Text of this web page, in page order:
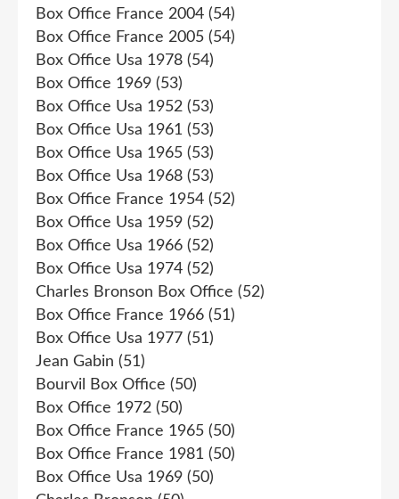
Box Office France 2004 (54)
Box Office France 2005 (54)
Box Office Usa 1978 (54)
Box Office 1969 (53)
Box Office Usa 1952 (53)
Box Office Usa 1961 (53)
Box Office Usa 1965 (53)
Box Office Usa 1968 (53)
Box Office France 1954 (52)
Box Office Usa 1959 (52)
Box Office Usa 1966 (52)
Box Office Usa 1974 (52)
Charles Bronson Box Office (52)
Box Office France 1966 (51)
Box Office Usa 1977 (51)
Jean Gabin (51)
Bourvil Box Office (50)
Box Office 1972 (50)
Box Office France 1965 (50)
Box Office France 1981 (50)
Box Office Usa 1969 (50)